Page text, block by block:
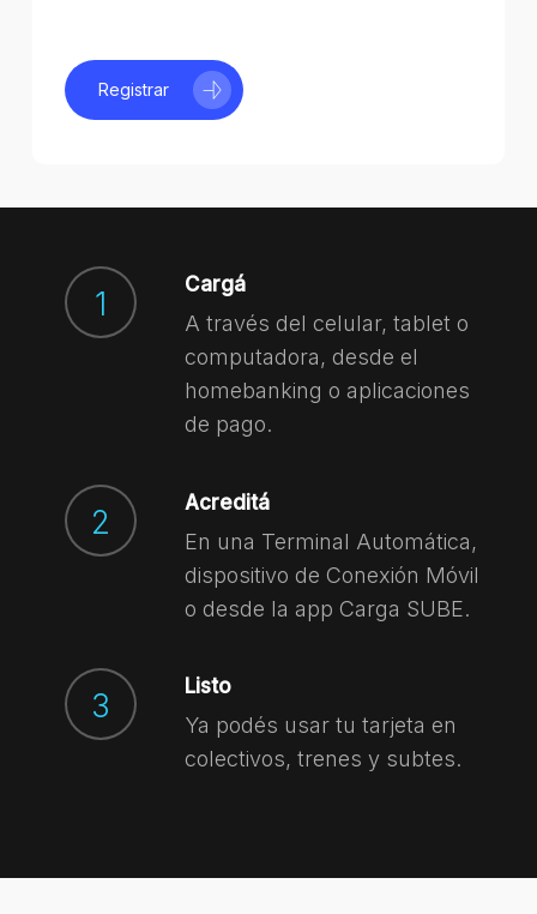
Registrar
1
Cargá
A través del celular, tablet o
computadora, desde el
homebanking o aplicaciones
de pago.
2
Acreditá
En una Terminal Automática,
dispositivo de Conexión Móvil
o desde la app Carga SUBE.
3
Listo
Ya podés usar tu tarjeta en
colectivos, trenes y subtes.